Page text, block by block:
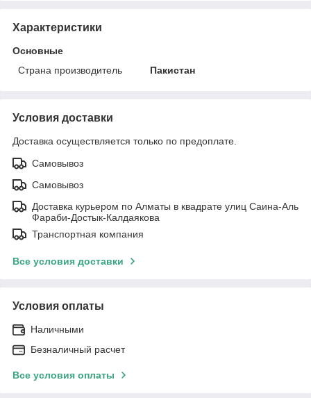
Характеристики
Основные
Страна производитель
Пакистан
Условия доставки
Доставка осуществляется только по предоплате.
Самовывоз
Самовывоз
Доставка курьером по Алматы в квадрате улиц Саина-Аль
Фараби-Достык-Калдаякова
Транспортная компания
Все условия доставки
Условия оплаты
Наличными
Безналичный расчет
Все условия оплаты